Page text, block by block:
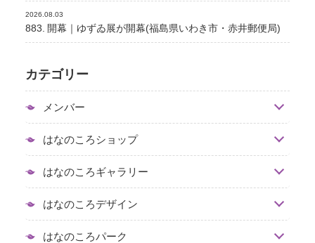
2026.08.03
883. 開幕｜ゆずゐ展が開幕(福島県いわき市・赤井郵便局)
カテゴリー
メンバー
はなのころショップ
はなのころギャラリー
はなのころデザイン
はなのころパーク